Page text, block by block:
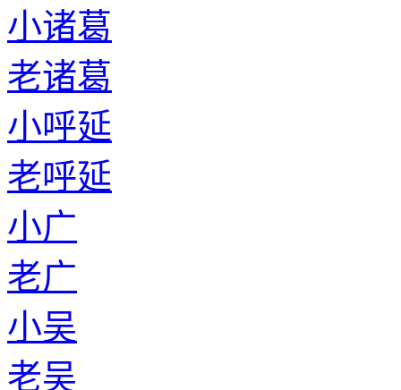
小诸葛
老诸葛
小呼延
老呼延
小广
老广
小吴
老吴